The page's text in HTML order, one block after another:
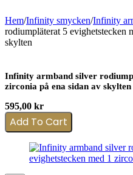
Hem/Infinity smycken/Infinity
rodiumpläterat 5 evighetstecken
skylten
Infinity armband silver
zirconia på ena sidan av skylten
595,00 kr
Add To Cart